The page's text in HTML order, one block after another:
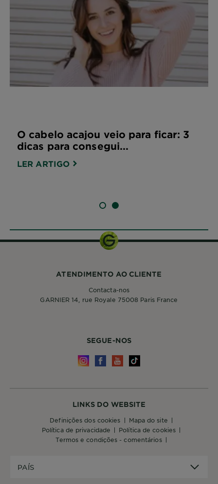
O cabelo acajou veio para ficar: 3
dicas para consegui...
LER ARTIGO
SLIDE 1SLIDE 2
PAÍS
PAÍS
LINKS DO WEBSITE
definições dos cookies
mapa do site
política de privacidade
política de cookies
termos e condições - comentários
SEGUE-NOS
ATENDIMENTO AO CLIENTE
Contacta-nos
GARNIER 14, rue Royale 75008 Paris France